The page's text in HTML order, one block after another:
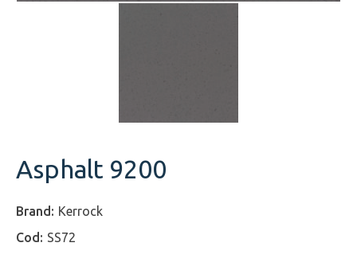
Asphalt 9200
Kerrock
SS72